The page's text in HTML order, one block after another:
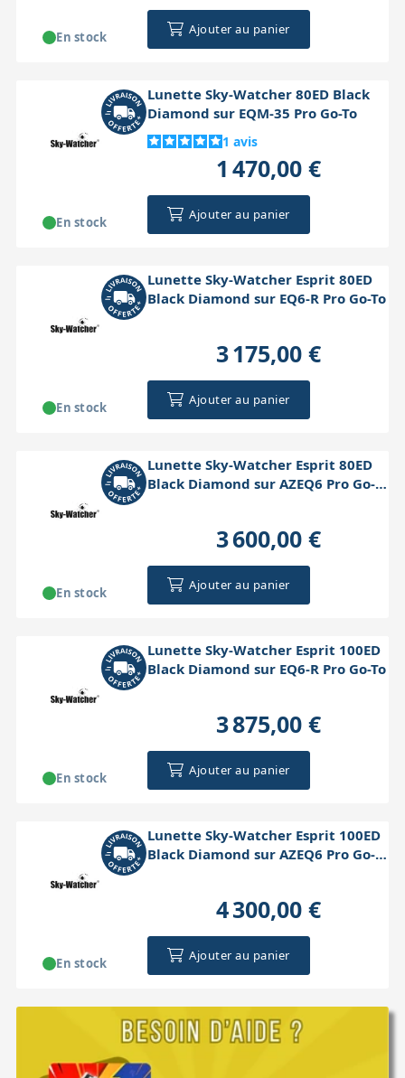
Ajouter au panier
En stock
Lunette Sky-Watcher 80ED Black
Diamond sur EQM-35 Pro Go-To
1 avis
1 470,00 €
Ajouter au panier
En stock
Lunette Sky-Watcher Esprit 80ED
Black Diamond sur EQ6-R Pro Go-To
3 175,00 €
Ajouter au panier
En stock
Lunette Sky-Watcher Esprit 80ED
Black Diamond sur AZEQ6 Pro Go-
3 600,00 €
Ajouter au panier
En stock
Lunette Sky-Watcher Esprit 100ED
Black Diamond sur EQ6-R Pro Go-To
3 875,00 €
Ajouter au panier
En stock
Lunette Sky-Watcher Esprit 100ED
Black Diamond sur AZEQ6 Pro Go-
4 300,00 €
Ajouter au panier
En stock